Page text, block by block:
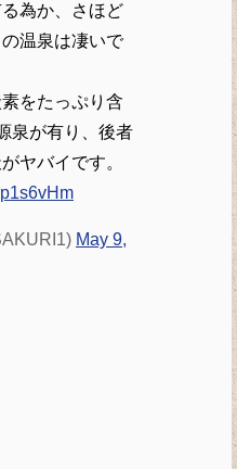
為か、さほど
温泉は凄いで
をたっぷり含
泉が有り、後者
ヤバイです。
May 9,